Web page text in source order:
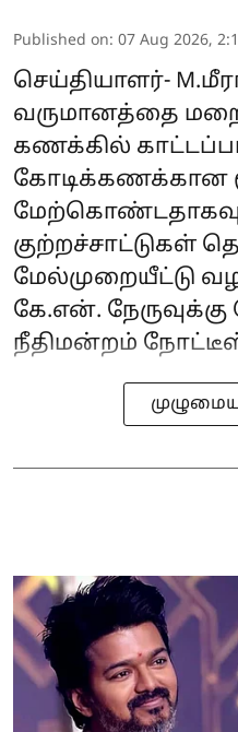
Published on: 07 Aug 2026,
செய்தியாளர்-
வருமானத்தை
கணக்கில்
கோடிக்கணக்கான
குற்றச்சாட்டுகள்
மேல்முறையீட்டு
கே.என்.
நீதிமன்றம் நோட்டீஸ்